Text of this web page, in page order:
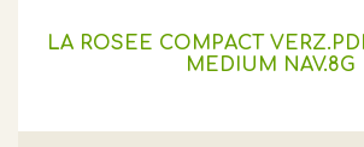
LA ROSEE COMPACT
MEDIUM NAV.8G